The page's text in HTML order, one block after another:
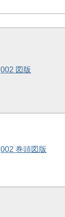
002 図版
002 巻頭図版